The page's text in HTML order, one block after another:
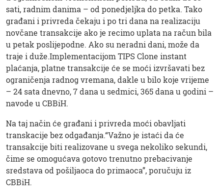
sati, radnim danima – od ponedjeljka do petka. Tako
građani i privreda čekaju i po tri dana na realizaciju
novčane transakcije ako je recimo uplata na račun bila
u petak poslijepodne. Ako su neradni dani, može da
traje i duže.Implementacijom TIPS Clone instant
plaćanja, platne transakcije će se moći izvršavati bez
ograničenja radnog vremana, dakle u bilo koje vrijeme
– 24 sata dnevno, 7 dana u sedmici, 365 dana u godini –
navode u CBBiH.
Na taj način će građani i privreda moći obavljati
transkacije bez odgađanja.“Važno je istaći da će
transakcije biti realizovane u svega nekoliko sekundi,
čime se omogućava gotovo trenutno prebacivanje
sredstava od pošiljaoca do primaoca”, poručuju iz
CBBiH.